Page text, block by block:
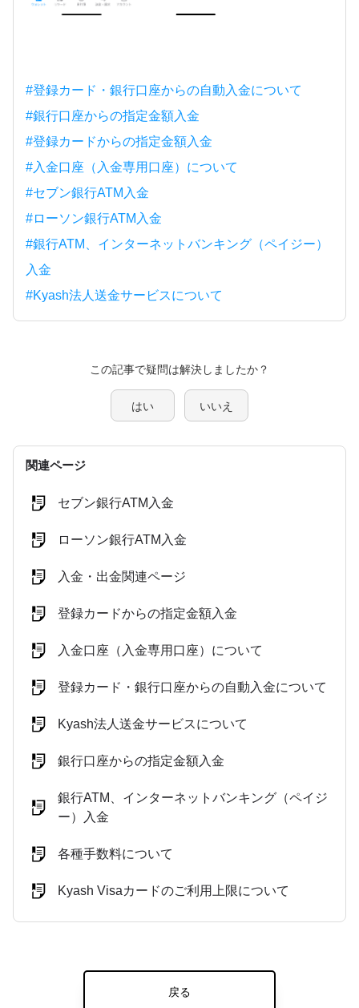
#登録カード・銀行口座からの自動入金について
#銀行口座からの指定金額入金
#登録カードからの指定金額入金
#入金口座（入金専用口座）について
#セブン銀行ATM入金
#ローソン銀行ATM入金
#銀行ATM、インターネットバンキング（ペイジー）
入金
#Kyash法人送金サービスについて
この記事で疑問は解決しましたか？
はい いいえ
関連ページ
セブン銀行ATM入金
ローソン銀行ATM入金
入金・出金関連ページ
登録カードからの指定金額入金
入金口座（入金専用口座）について
登録カード・銀行口座からの自動入金について
Kyash法人送金サービスについて
銀行口座からの指定金額入金
銀行ATM、インターネットバンキング（ペイジ
ー）入金
各種手数料について
Kyash Visaカードのご利用上限について
戻る